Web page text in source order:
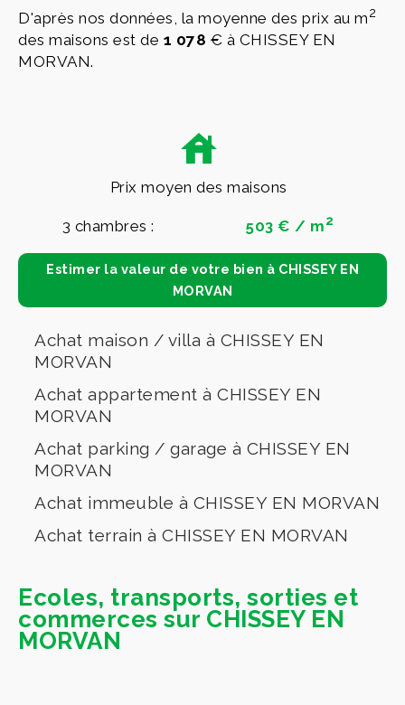
D'après nos données, la moyenne des prix au m2
des maisons est de 1 078 € à CHISSEY EN
MORVAN.
Prix moyen des maisons
3 chambres : 503 € / m2
Estimer la valeur de votre bien à CHISSEY EN
MORVAN
Achat maison / villa à CHISSEY EN
MORVAN
Achat appartement à CHISSEY EN
MORVAN
Achat parking / garage à CHISSEY EN
MORVAN
Achat immeuble à CHISSEY EN MORVAN
Achat terrain à CHISSEY EN MORVAN
Ecoles, transports, sorties et
commerces sur CHISSEY EN
MORVAN